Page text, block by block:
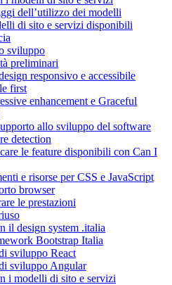
dell’utilizzo dei modelli
di sito e servizi disponibili
sviluppo
preliminari
responsivo e accessibile
first
enhancement e Graceful
allo sviluppo del software
detection
le feature disponibili con Can I
e risorse per CSS e JavaScript
browser
le prestazioni
il design system .italia
Bootstrap Italia
sviluppo React
sviluppo Angular
i modelli di sito e servizi